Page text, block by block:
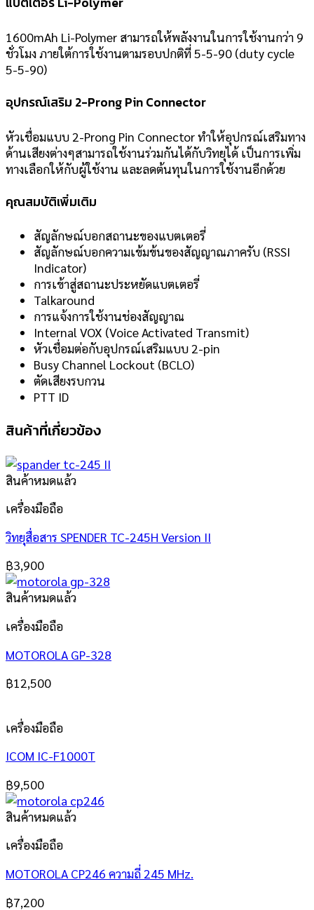
1600mAh Li-Polymer สามารถให้พลังงานในการใช้งานกว่า 9
ชั่วโมง ภายใต้การใช้งานตามรอบปกติที่ 5-5-90 (duty cycle
5-5-90)
อุปกรณ์เสริม 2-Prong Pin Connector
หัวเชื่อมแบบ 2-Prong Pin Connector ทำให้อุปกรณ์เสริมทาง
ด้านเสียงต่างๆสามารถใช้งานร่วมกันได้กับวิทยุได้ เป็นการเพิ่ม
ทางเลือกให้กับผู้ใช้งาน และลดต้นทุนในการใช้งานอีกด้วย
คุณสมบัติเพิ่มเติม
สัญลักษณ์บอกสถานะของแบตเตอรี่
สัญลักษณ์บอกความเข้มข้นของสัญญาณภาครับ (RSSI
Indicator)
การเข้าสู่สถานะประหยัดแบตเตอรี่
Talkaround
การแจ้งการใช้งานช่องสัญญาณ
Internal VOX (Voice Activated Transmit)
หัวเชื่อมต่อกับอุปกรณ์เสริมแบบ 2-pin
Busy Channel Lockout (BCLO)
ตัดเสียงรบกวน
PTT ID
สินค้าที่เกี่ยวข้อง
สินค้าหมดแล้ว
เครื่องมือถือ
วิทยุสื่อสาร SPENDER TC-245H Version II
฿3,900
สินค้าหมดแล้ว
เครื่องมือถือ
MOTOROLA GP-328
฿12,500
เครื่องมือถือ
ICOM IC-F1000T
฿9,500
สินค้าหมดแล้ว
เครื่องมือถือ
MOTOROLA CP246 ความถี่ 245 MHz.
฿7,200